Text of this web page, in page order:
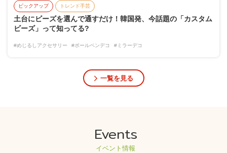
ピックアップ トレンド手芸
土台にビーズを選んで通すだけ！韓国発、今話題の「カスタム
ビーズ」って知ってる?
#めじるしアクセサリー #ボールペンデコ #ミラーデコ
一覧を見る
Events
イベント情報